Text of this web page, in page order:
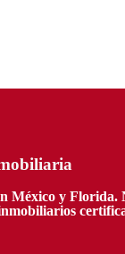
México y Florida.